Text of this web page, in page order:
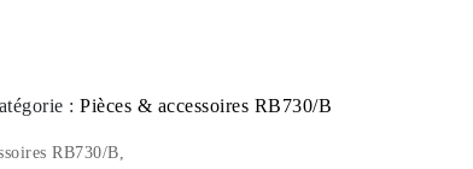
: Pièces & accessoires RB730/B
RB730/B,